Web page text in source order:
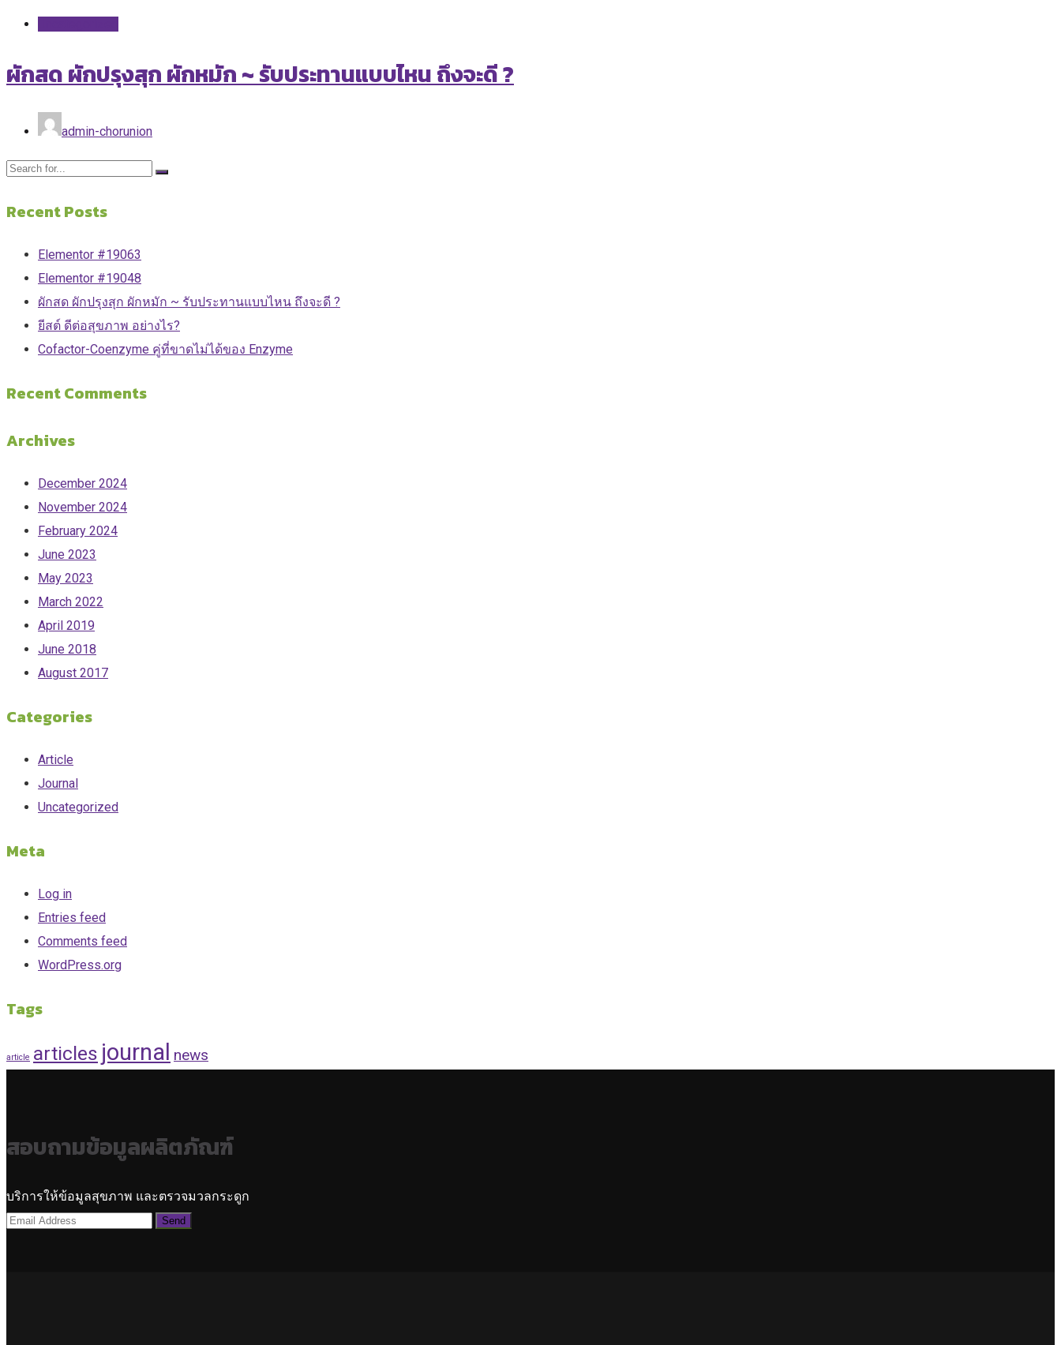
ผักสด ผักปรุงสุก ผักหมัก ~ รับประทานแบบไหน ถึงจะดี ?
admin-chorunion
Recent Posts
Elementor #19063
Elementor #19048
ผักสด ผักปรุงสุก ผักหมัก ~ รับประทานแบบไหน ถึงจะดี ?
ยีสต์ ดีต่อสุขภาพ อย่างไร?
Cofactor-Coenzyme คู่ที่ขาดไม่ได้ของ Enzyme
Recent Comments
Archives
December 2024
November 2024
February 2024
June 2023
May 2023
March 2022
April 2019
June 2018
August 2017
Categories
Article
Journal
Uncategorized
Meta
Log in
Entries feed
Comments feed
WordPress.org
Tags
article articles journal news
สอบถามข้อมูลผลิตภัณฑ์
บริการให้ข้อมูลสุขภาพ และตรวจมวลกระดูก